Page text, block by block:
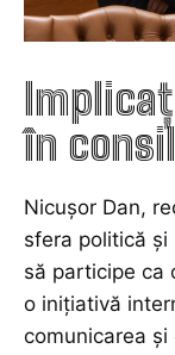
în
Nicușor Dan,
sfera politică și
să participe ca
o inițiativă
comunicarea